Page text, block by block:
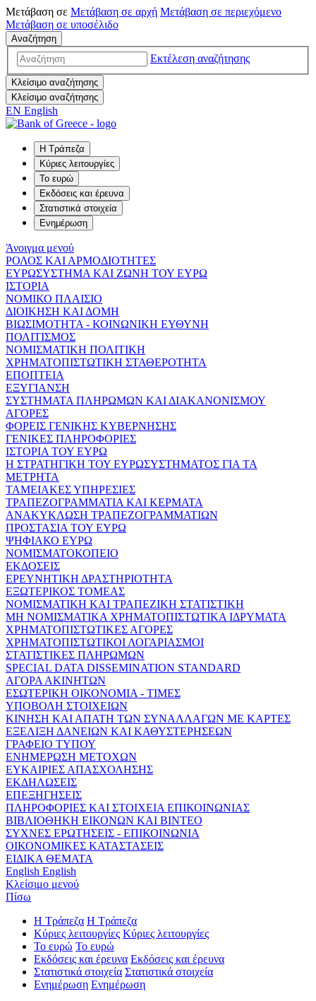
Μετάβαση σε Μετάβαση σε αρχή Μετάβαση σε περιεχόμενο
Μετάβαση σε υποσέλιδο
Αναζήτηση
Εκτέλεση αναζήτησης
Κλείσιμο αναζήτησης
Κλείσιμο αναζήτησης
EN English
Η Τράπεζα
Κύριες λειτουργίες
Το ευρώ
Εκδόσεις και έρευνα
Στατιστικά στοιχεία
Ενημέρωση
Άνοιγμα μενού
ΡΟΛΟΣ ΚΑΙ ΑΡΜΟΔΙΟΤΗΤΕΣ
ΕΥΡΩΣΥΣΤΗΜΑ ΚΑΙ ΖΩΝΗ ΤΟΥ ΕΥΡΩ
ΙΣΤΟΡΙΑ
ΝΟΜΙΚΟ ΠΛΑΙΣΙΟ
ΔΙΟΙΚΗΣΗ ΚΑΙ ΔΟΜΗ
ΒΙΩΣΙΜΟΤΗΤΑ - ΚΟΙΝΩΝΙΚΗ ΕΥΘΥΝΗ
ΠΟΛΙΤΙΣΜΟΣ
ΝΟΜΙΣΜΑΤΙΚΗ ΠΟΛΙΤΙΚΗ
ΧΡΗΜΑΤΟΠΙΣΤΩΤΙΚΗ ΣΤΑΘΕΡΟΤΗΤΑ
ΕΠΟΠΤΕΙΑ
ΕΞΥΓΙΑΝΣΗ
ΣΥΣΤΗΜΑΤΑ ΠΛΗΡΩΜΩΝ ΚΑΙ ΔΙΑΚΑΝΟΝΙΣΜΟΥ
ΑΓΟΡΕΣ
ΦΟΡΕΙΣ ΓΕΝΙΚΗΣ ΚΥΒΕΡΝΗΣΗΣ
ΓΕΝΙΚΕΣ ΠΛΗΡΟΦΟΡΙΕΣ
ΙΣΤΟΡΙΑ ΤΟΥ ΕΥΡΩ
Η ΣΤΡΑΤΗΓΙΚΗ ΤΟΥ ΕΥΡΩΣΥΣΤΗΜΑΤΟΣ ΓΙΑ ΤΑ
ΜΕΤΡΗΤΑ
ΤΑΜΕΙΑΚΕΣ ΥΠΗΡΕΣΙΕΣ
ΤΡΑΠΕΖΟΓΡΑΜΜΑΤΙΑ ΚΑΙ ΚΕΡΜΑΤΑ
ΑΝΑΚΥΚΛΩΣΗ ΤΡΑΠΕΖΟΓΡΑΜΜΑΤΙΩΝ
ΠΡΟΣΤΑΣΙΑ ΤΟΥ ΕΥΡΩ
ΨΗΦΙΑΚΟ ΕΥΡΩ
ΝΟΜΙΣΜΑΤΟΚΟΠΕΙΟ
ΕΚΔΟΣΕΙΣ
ΕΡΕΥΝΗΤΙΚΗ ΔΡΑΣΤΗΡΙΟΤΗΤΑ
ΕΞΩΤΕΡΙΚΟΣ ΤΟΜΕΑΣ
ΝΟΜΙΣΜΑΤΙΚΗ ΚΑΙ ΤΡΑΠΕΖΙΚΗ ΣΤΑΤΙΣΤΙΚΗ
ΜΗ ΝΟΜΙΣΜΑΤΙΚΑ ΧΡΗΜΑΤΟΠΙΣΤΩΤΙΚΑ ΙΔΡΥΜΑΤΑ
ΧΡΗΜΑΤΟΠΙΣΤΩΤΙΚΕΣ ΑΓΟΡΕΣ
ΧΡΗΜΑΤΟΠΙΣΤΩΤΙΚΟΙ ΛΟΓΑΡΙΑΣΜΟΙ
ΣΤΑΤΙΣΤΙΚΕΣ ΠΛΗΡΩΜΩΝ
SPECIAL DATA DISSEMINATION STANDARD
ΑΓΟΡΑ ΑΚΙΝΗΤΩΝ
ΕΣΩΤΕΡΙΚΗ ΟΙΚΟΝΟΜΙΑ - ΤΙΜΕΣ
ΥΠΟΒΟΛΗ ΣΤΟΙΧΕΙΩΝ
ΚΙΝΗΣΗ ΚΑΙ ΑΠΑΤΗ ΤΩΝ ΣΥΝΑΛΛΑΓΩΝ ΜΕ ΚΑΡΤΕΣ
ΕΞΕΛΙΞΗ ΔΑΝΕΙΩΝ ΚΑΙ ΚΑΘΥΣΤΕΡΗΣΕΩΝ
ΓΡΑΦΕΙΟ ΤΥΠΟΥ
ΕΝΗΜΕΡΩΣΗ ΜΕΤΟΧΩΝ
ΕΥΚΑΙΡΙΕΣ ΑΠΑΣΧΟΛΗΣΗΣ
ΕΚΔΗΛΩΣΕΙΣ
ΕΠΕΞΗΓΗΣΕΙΣ
ΠΛΗΡΟΦΟΡΙΕΣ ΚΑΙ ΣΤΟΙΧΕΙΑ ΕΠΙΚΟΙΝΩΝΙΑΣ
ΒΙΒΛΙΟΘΗΚΗ ΕΙΚΟΝΩΝ ΚΑΙ ΒΙΝΤΕΟ
ΣΥΧΝΕΣ ΕΡΩΤΗΣΕΙΣ - ΕΠΙΚΟΙΝΩΝΙΑ
ΟΙΚΟΝΟΜΙΚΕΣ ΚΑΤΑΣΤΑΣΕΙΣ
ΕΙΔΙΚΑ ΘΕΜΑΤΑ
English English
Κλείσιμο μενού
Πίσω
Η Τράπεζα Η Τράπεζα
Κύριες λειτουργίες Κύριες λειτουργίες
Το ευρώ Το ευρώ
Εκδόσεις και έρευνα Εκδόσεις και έρευνα
Στατιστικά στοιχεία Στατιστικά στοιχεία
Ενημέρωση Ενημέρωση